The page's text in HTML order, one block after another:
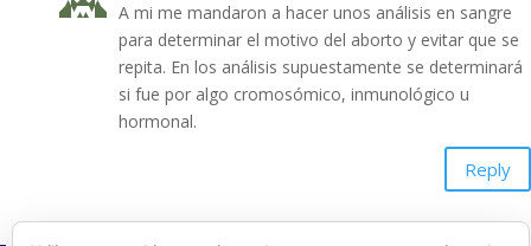
A mi me mandaron a hacer unos análisis en sangre
para determinar el motivo del aborto y evitar que se
repita. En los análisis supuestamente se determinará
si fue por algo cromosómico, inmunológico u
hormonal.
Reply